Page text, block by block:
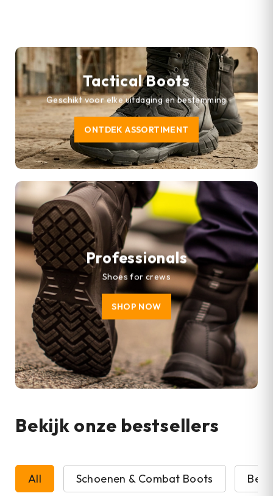
Tactical Boots
Geschikt voor elke uitdaging en bestemming
ONTDEK ASSORTIMENT
Professionals
Shoes for crews
SHOP NOW
Bekijk onze bestsellers
All Schoenen & Combat Boots